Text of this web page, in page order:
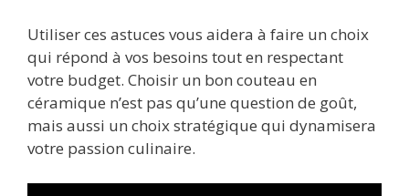
Utiliser ces astuces vous aidera à faire un choix
qui répond à vos besoins tout en respectant
votre budget. Choisir un bon couteau en
céramique n’est pas qu’une question de goût,
mais aussi un choix stratégique qui dynamisera
votre passion culinaire.